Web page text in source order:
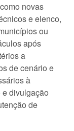
novas
e elenco,
ou
após
a
de cenário e
à
divulgação
de